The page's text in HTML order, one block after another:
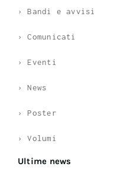
› Bandi e avvisi
› Comunicati
› Eventi
› News
› Poster
› Volumi
Ultime news